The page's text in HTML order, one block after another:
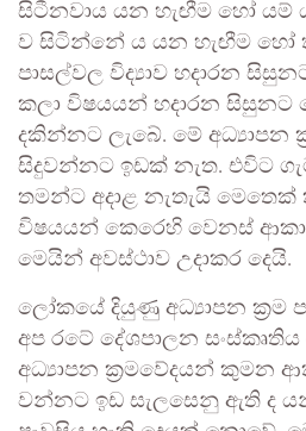
සිටීනවාය යන හැඟීම හෝ
ව සිටින්නේ ය යන හැඟීම හෝ
පාසල්වල විද්‍යාව හදාරන
කලා විෂයයන් හදාරන සිසුනට
දකින්නට ලැබේ. මේ අධ්‍යාපන
සිදුවන්නට ඉඩක් නැත. එවිට
තමන්ට අදාළ නැතැයි
විෂයයන් කෙරෙහි වෙනස්
මෙයින් අවස්ථාව උදාකර දෙයි.
ලෝකයේ දියුණු අධ්‍යාපන ක්‍රම
අප රටේ දේශපාලන
අධ්‍යාපන ක්‍රමවේදයන් කුමන
වන්නට ඉඩ සැලසෙනු ඇති ද